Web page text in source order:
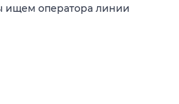
ищем оператора линии